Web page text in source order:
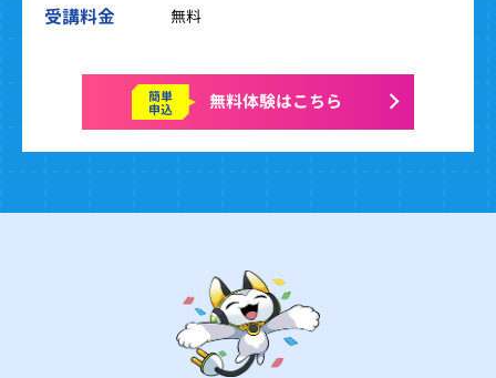
受講料金 無料
簡単
申込 無料体験はこちら